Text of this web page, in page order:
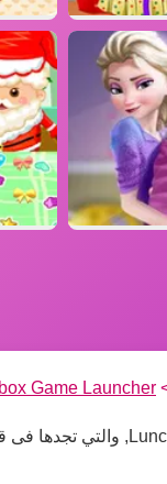
Game Launcher